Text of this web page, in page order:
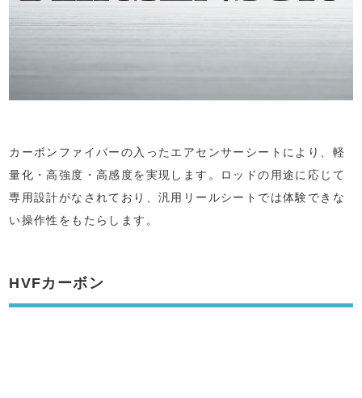
カーボンファイバーの入ったエアセンサーシートにより、軽
量化・高強度・高感度を実現します。ロッドの用途に応じて
専用設計がなされており、汎用リールシートでは体験できな
い操作性をもたらします。
HVFカーボン